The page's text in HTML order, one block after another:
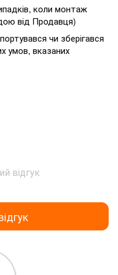
коли монтаж
від Продавця)
чи зберігався
умов, вказаних
відгук